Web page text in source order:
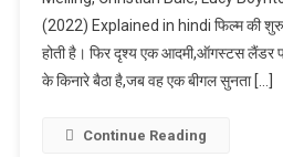
(2022) Explained in hindi फिल्म की
होती है। फिर दृश्य एक आदमी,ऑगस्टस लैंडर
के किनारे बैठा है,जब वह एक बीगल सुनता […]
Continue Reading